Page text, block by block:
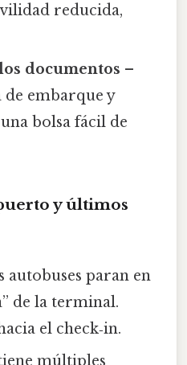
reducida,
documentos –
de embarque y
bolsa fácil de
y últimos
autobuses paran en
de la terminal.
el check‑in.
múltiples